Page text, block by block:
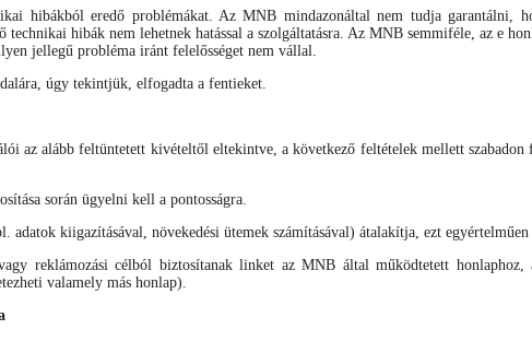
hibákból eredő problémákat. Az MNB mindazonáltal nem tudja garantálni,
technikai hibák nem lehetnek hatással a szolgáltatásra. Az MNB semmiféle, az e
jellegű probléma iránt felelősséget nem vállal.
úgy tekintjük, elfogadta a fentieket.
az alább feltüntetett kivételtől eltekintve, a következő feltételek mellett szabadon
során ügyelni kell a pontosságra.
adatok kiigazításával, növekedési ütemek számításával) átalakítja, ezt
reklámozási célból biztosítanak linket az MNB által működtetett honlaphoz,
valamely más honlap).